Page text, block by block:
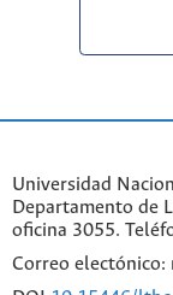
Universidad
Departamento de
oficina 3055.
Correo electónico: